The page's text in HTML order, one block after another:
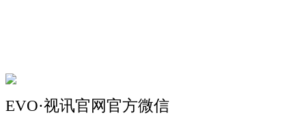
EVO·视讯官网官方微信